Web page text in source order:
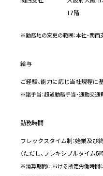
17階
※勤務地の変更の範囲：本社・関西
給与
ご経験、能力に応じ当社規程に
※諸手当：超過勤務手当・通勤交通
勤務時間
フレックスタイム制：始業及び
（ただし、フレキシブルタイム5
※清算期間における所定労働時間